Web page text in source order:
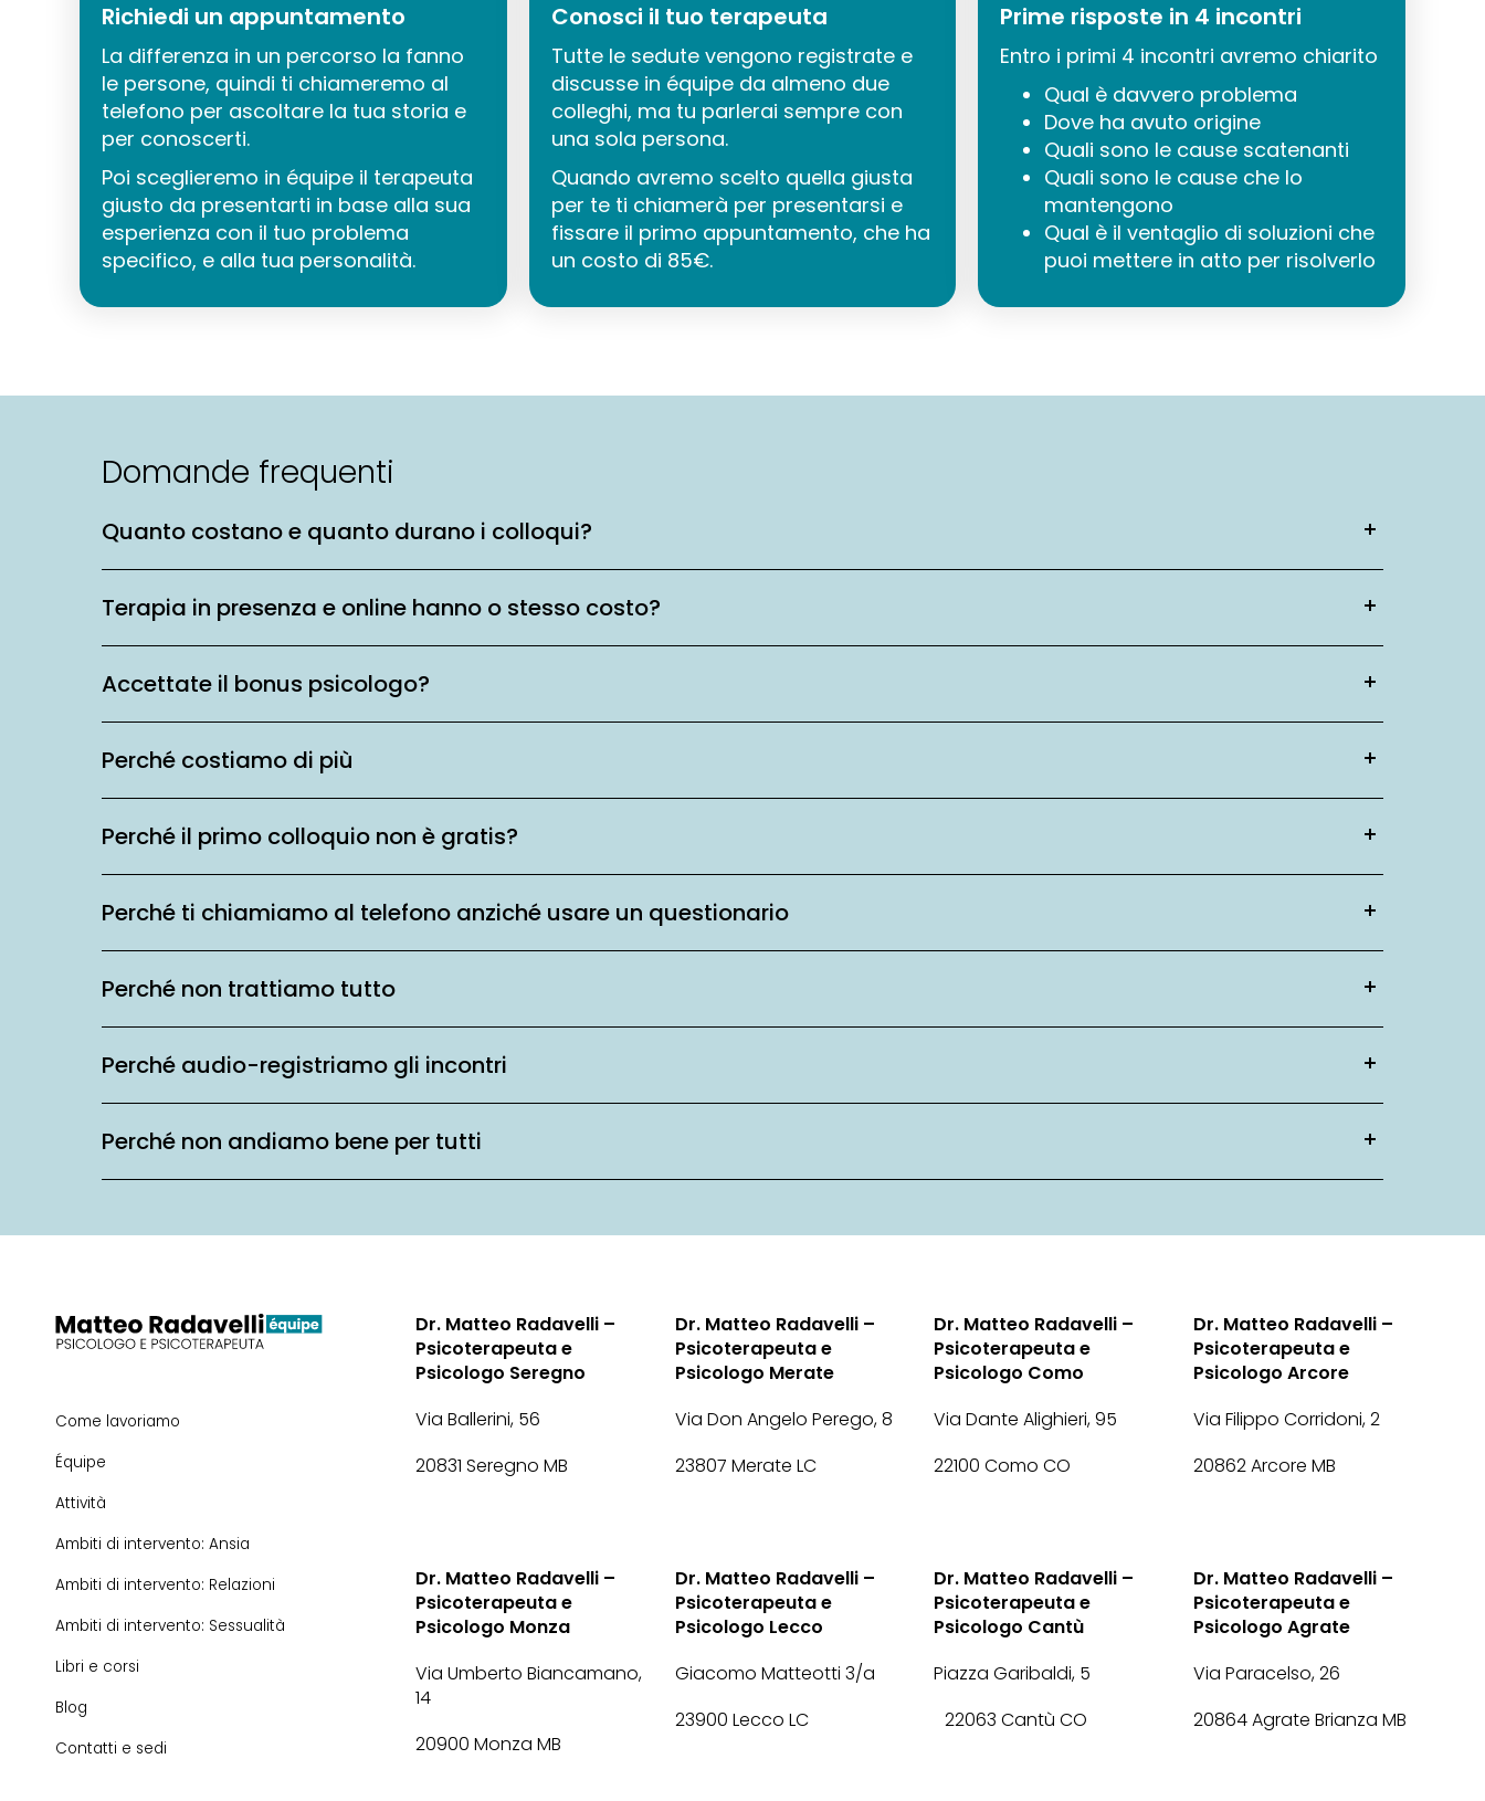
Richiedi un appuntamento
La differenza in un percorso la fanno
le persone, quindi ti chiameremo al
telefono per ascoltare la tua storia e
per conoscerti.
Poi sceglieremo in équipe il terapeuta
giusto da presentarti in base alla sua
esperienza con il tuo problema
specifico, e alla tua personalità.
Conosci il tuo terapeuta
Tutte le sedute vengono registrate e
discusse in équipe da almeno due
colleghi, ma tu parlerai sempre con
una sola persona.
Quando avremo scelto quella giusta
per te ti chiamerà per presentarsi e
fissare il primo appuntamento, che ha
un costo di 85€.
Prime risposte in 4 incontri
Entro i primi 4 incontri avremo chiarito
Qual è davvero problema
Dove ha avuto origine
Quali sono le cause scatenanti
Quali sono le cause che lo
mantengono
Qual è il ventaglio di soluzioni che
puoi mettere in atto per risolverlo
Domande frequenti
Quanto costano e quanto durano i colloqui?
Terapia in presenza e online hanno o stesso costo?
Accettate il bonus psicologo?
Perché costiamo di più
Perché il primo colloquio non è gratis?
Perché ti chiamiamo al telefono anziché usare un questionario
Perché non trattiamo tutto
Perché audio-registriamo gli incontri
Perché non andiamo bene per tutti
Come lavoriamo
Équipe
Attività
Ambiti di intervento: Ansia
Ambiti di intervento: Relazioni
Ambiti di intervento: Sessualità
Libri e corsi
Blog
Contatti e sedi
Dr. Matteo Radavelli –
Psicoterapeuta e
Psicologo Seregno
Via Ballerini, 56
20831 Seregno MB
Dr. Matteo Radavelli –
Psicoterapeuta e
Psicologo Merate
Via Don Angelo Perego, 8
23807 Merate LC
Dr. Matteo Radavelli –
Psicoterapeuta e
Psicologo Como
Via Dante Alighieri, 95
22100 Como CO
Dr. Matteo Radavelli –
Psicoterapeuta e
Psicologo Arcore
Via Filippo Corridoni, 2
20862 Arcore MB
Dr. Matteo Radavelli –
Psicoterapeuta e
Psicologo Monza
Via Umberto Biancamano,
14
20900 Monza MB
Dr. Matteo Radavelli –
Psicoterapeuta e
Psicologo Lecco
Giacomo Matteotti 3/a
23900 Lecco LC
Dr. Matteo Radavelli –
Psicoterapeuta e
Psicologo Cantù
Piazza Garibaldi, 5
22063 Cantù CO
Dr. Matteo Radavelli –
Psicoterapeuta e
Psicologo Agrate
Via Paracelso, 26
20864 Agrate Brianza MB